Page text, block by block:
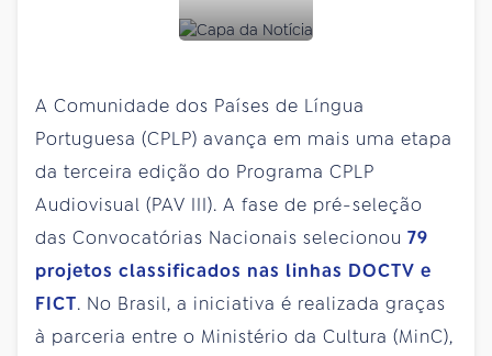
A Comunidade dos Países de Língua
Portuguesa (CPLP) avança em mais uma etapa
da terceira edição do Programa CPLP
Audiovisual (PAV III). A fase de pré-seleção
das Convocatórias Nacionais selecionou 79
projetos classificados nas linhas DOCTV e
FICT. No Brasil, a iniciativa é realizada graças
à parceria entre o Ministério da Cultura (MinC),